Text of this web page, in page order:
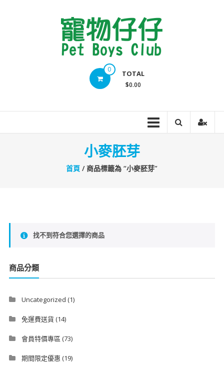
0 TOTAL
$0.00
小麥胚芽
首頁 / 商品標籤為 “小麥胚芽”
找不到符合您選擇的商品
商品分類
Uncategorized (1)
免運費送貨(14)
會員特價專區 (73)
期間限定優惠 (19)